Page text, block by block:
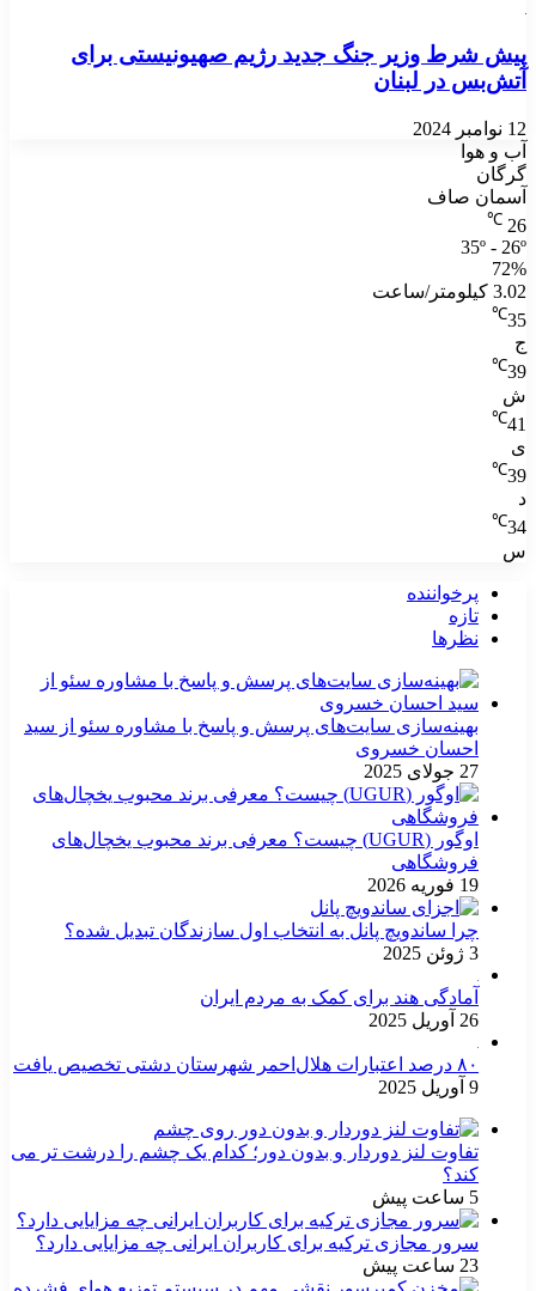
پیش شرط وزیر جنگ جدید رژیم صهیونیستی برای
آتش‌بس در لبنان
12 نوامبر 2024
آب و هوا
گرگان
آسمان صاف
26
℃
35º - 26º
72%
3.02 کیلومتر/ساعت
35
℃
ج
39
℃
ش
41
℃
ی
39
℃
د
34
℃
س
پرخواننده
تازه
نظرها
بهینه‌سازی سایت‌های پرسش و پاسخ با مشاوره سئو از سید
احسان خسروی
27 جولای 2025
اوگور (UGUR) چیست؟ معرفی برند محبوب یخچال‌های
فروشگاهی
19 فوریه 2026
چرا ساندویچ پانل به انتخاب اول سازندگان تبدیل شده؟
3 ژوئن 2025
آمادگی هند برای کمک به مردم ایران
26 آوریل 2025
۸۰ درصد اعتبارات هلال‌احمر شهرستان دشتی تخصیص یافت
9 آوریل 2025
تفاوت لنز دوردار و بدون دور؛ کدام یک چشم را درشت تر می
کند؟
5 ساعت پیش
سرور مجازی ترکیه برای کاربران ایرانی چه مزایایی دارد؟
23 ساعت پیش